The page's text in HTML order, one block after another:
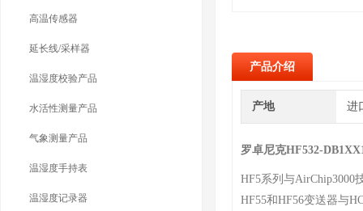
高温传感器
延长线/采样器
温湿度校验产品
水活性测量产品
气象测量产品
温湿度手持表
温湿度记录器
产品介绍
产地 进
罗卓尼克HF532-
HF5系列与AirChip3000
HF55和HF56变送器与